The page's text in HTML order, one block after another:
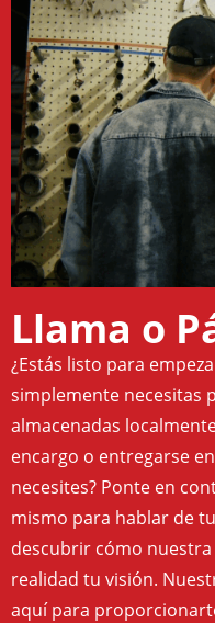
Llama o
¿Estás listo para
simplemente necesitas
almacenadas
encargo o entregarse
necesites? Ponte en
mismo para hablar de
descubrir cómo
realidad tu visión.
aquí para